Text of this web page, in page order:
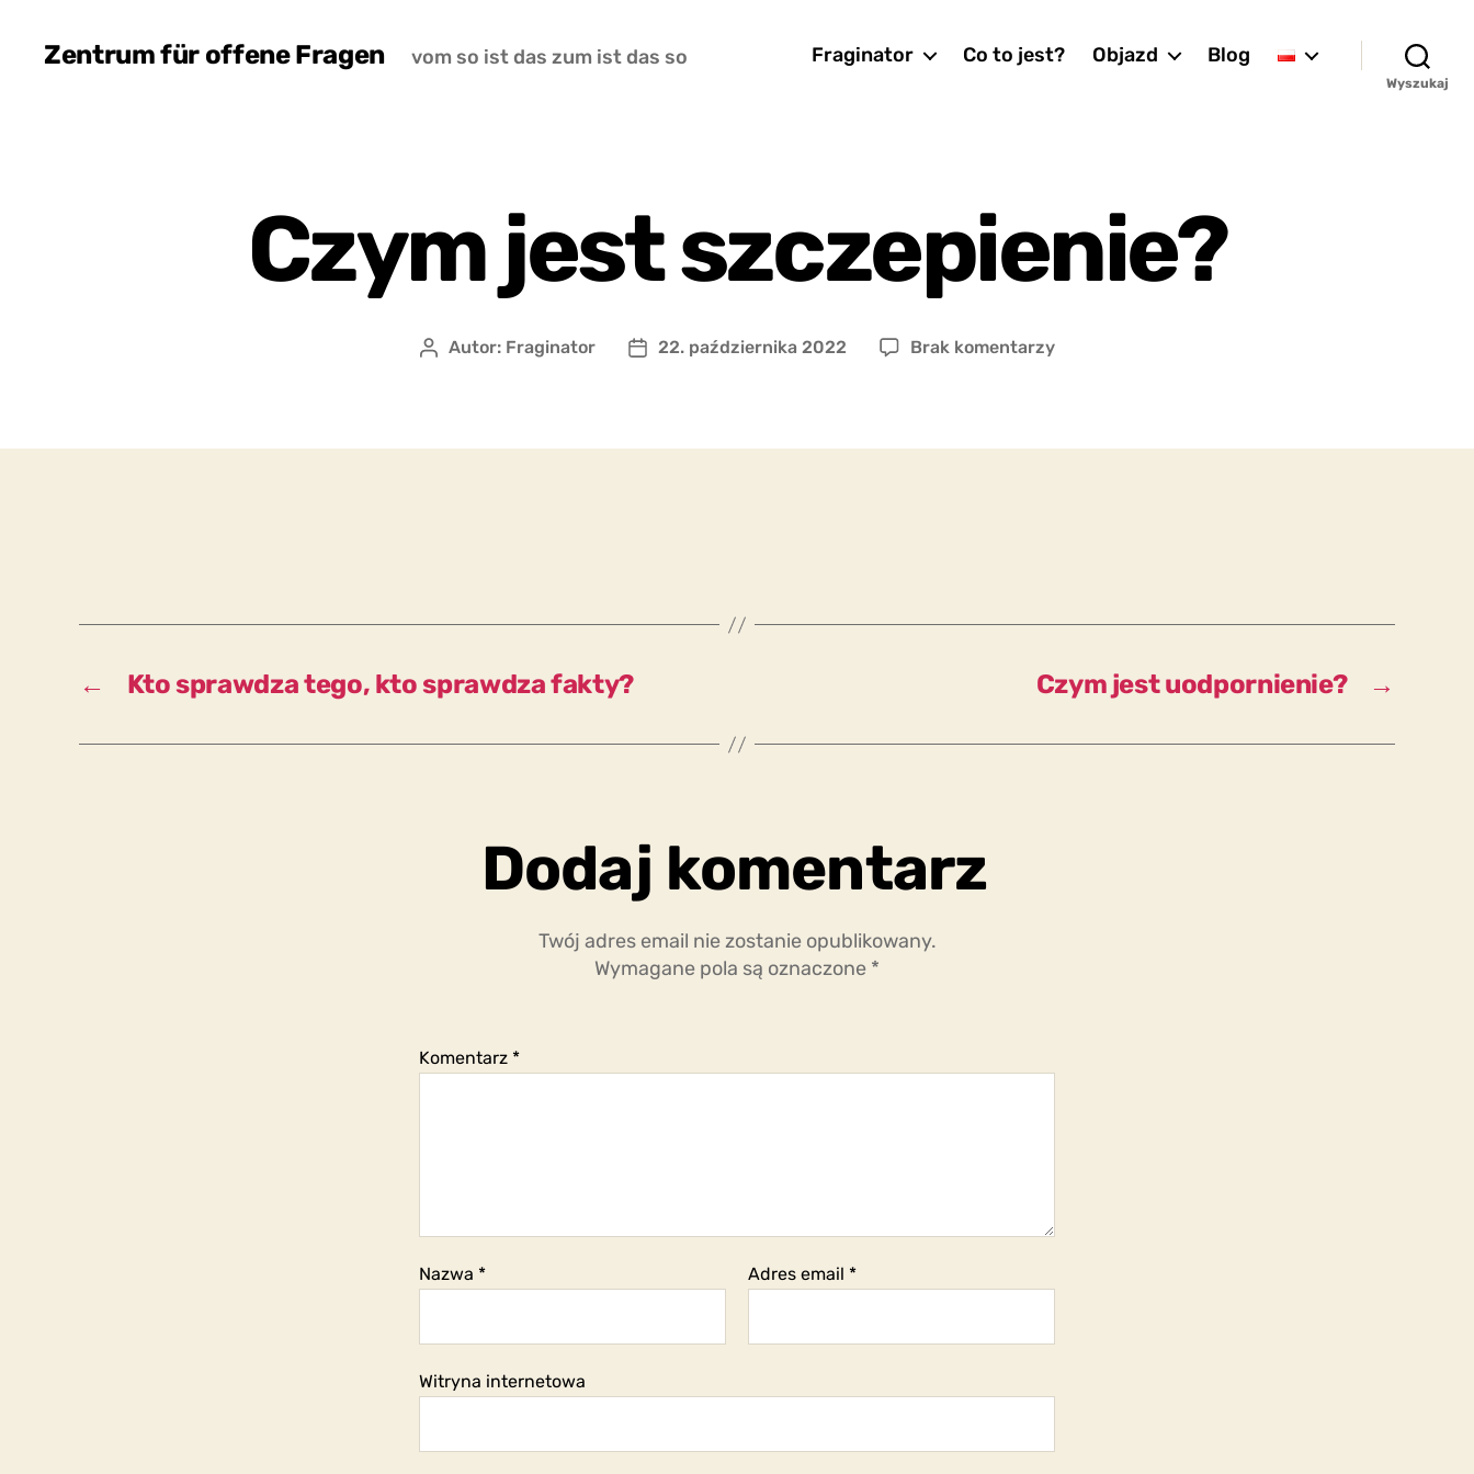
Zentrum für offene Fragen vom so ist das zum ist das so Fraginator Co to jest? Objazd Blog
Wyszukaj
Czym jest szczepienie?
Autor
Autor: Fraginator
Data22. października 2022 Brak komentarzydo
← Kto sprawdza tego, kto sprawdza fakty? →
Czym jest uodpornienie?
Dodaj komentarz
Twój adres email nie zostanie opublikowany.
Wymagane pola są oznaczone *
Komentarz *
Nazwa * Adres email *
Witryna internetowa